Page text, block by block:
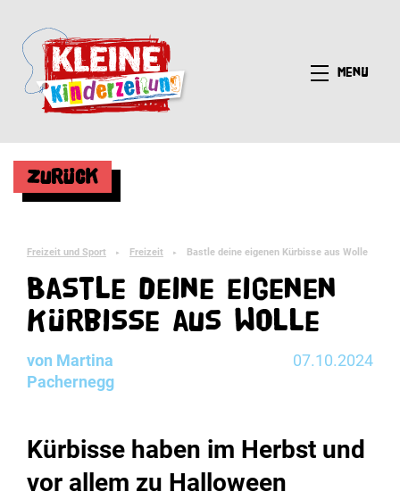
Menü
Zurück
Freizeit und Sport ► Freizeit ► Bastle deine eigenen Kürbisse aus Wolle
Bastle deine eigenen
Kürbisse aus Wolle
von Martina
Pachernegg
07.10.2024
Kürbisse haben im Herbst und
vor allem zu Halloween